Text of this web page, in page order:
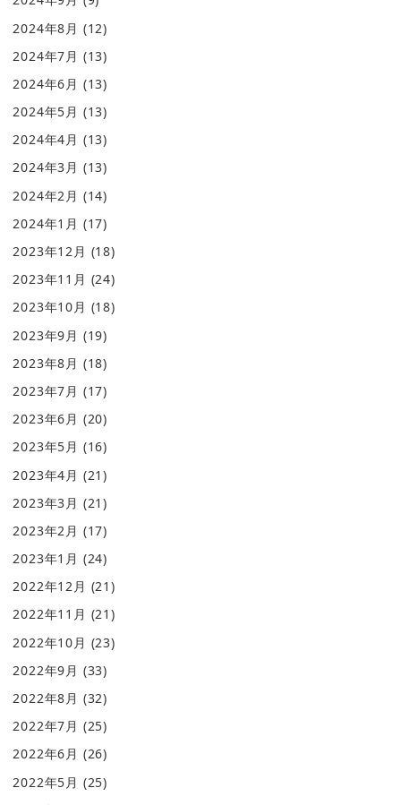
2024年8月 (12)
2024年7月 (13)
2024年6月 (13)
2024年5月 (13)
2024年4月 (13)
2024年3月 (13)
2024年2月 (14)
2024年1月 (17)
2023年12月 (18)
2023年11月 (24)
2023年10月 (18)
2023年9月 (19)
2023年8月 (18)
2023年7月 (17)
2023年6月 (20)
2023年5月 (16)
2023年4月 (21)
2023年3月 (21)
2023年2月 (17)
2023年1月 (24)
2022年12月 (21)
2022年11月 (21)
2022年10月 (23)
2022年9月 (33)
2022年8月 (32)
2022年7月 (25)
2022年6月 (26)
2022年5月 (25)